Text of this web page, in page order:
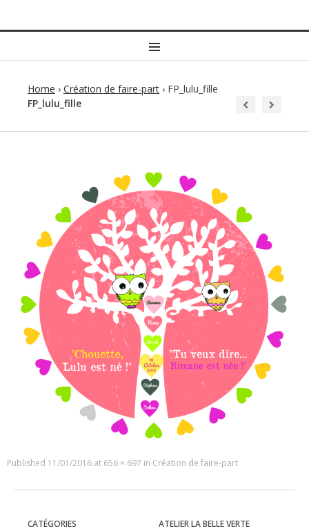
MENU
Home › Création de faire-part › FP_lulu_fille
FP_lulu_fille
Published 11/01/2016 at 656 × 697 in Création de faire-part
CATÉGORIES ATELIER LA BELLE VERTE